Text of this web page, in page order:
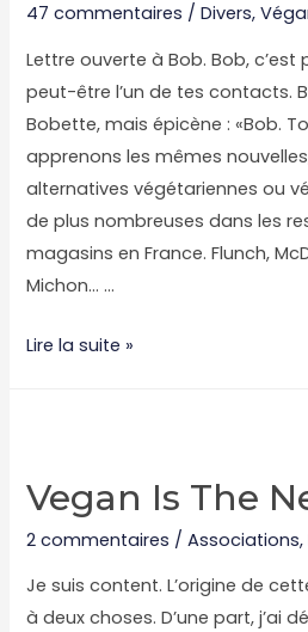
47 commentaires /Divers,
Lettre ouverte à Bob. Bob, c’est
peut-être l’un de tes contacts.
Bobette, mais épicène : «Bob.
apprenons les mêmes
alternatives végétariennes ou
de plus nombreuses dans les
magasins en France. Flunch,
Michon… …
Ça
McDonald’s,
Bob
Lire la suite »
Vegan Is The
2 commentaires /Associations,
Je suis content. L’origine de
à deux choses. D’une part, j’ai